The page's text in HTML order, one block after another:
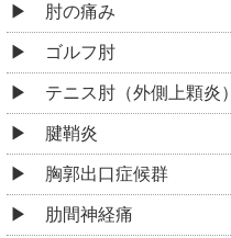
肘の痛み
ゴルフ肘
テニス肘（外側上顆炎）
腱鞘炎
胸郭出口症候群
肋間神経痛